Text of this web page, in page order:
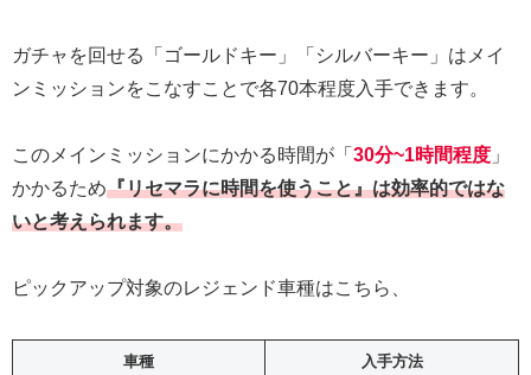
ガチャを回せる「ゴールドキー」「シルバーキー」はメイ
ンミッションをこなすことで各70本程度入手できます。
このメインミッションにかかる時間が「 30分~1時間程度 」
かかるため『リセマラに時間を使うこと』は効率的ではな
いと考えられます。
ピックアップ対象のレジェンド車種はこちら、
車種 入手方法